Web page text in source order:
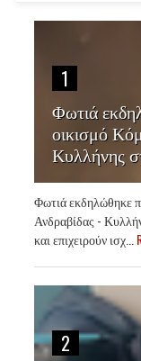
1
Φωτιά
οικισμό
Κυλλήνης
Φωτιά εκδηλώθηκε
Ανδραβίδας -
και επιχειρούν ισχ...
2